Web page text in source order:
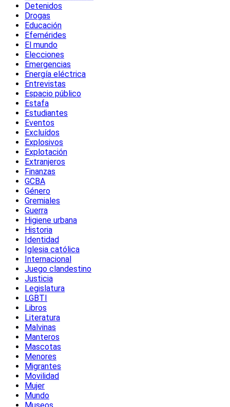
Detenidos
Drogas
Educación
Efemérides
El mundo
Elecciones
Emergencias
Energía eléctrica
Entrevistas
Espacio público
Estafa
Estudiantes
Eventos
Excluídos
Explosivos
Explotación
Extranjeros
Finanzas
GCBA
Género
Gremiales
Guerra
Higiene urbana
Historia
Identidad
Iglesia católica
Internacional
Juego clandestino
Justicia
Legislatura
LGBTI
Libros
Literatura
Malvinas
Manteros
Mascotas
Menores
Migrantes
Movilidad
Mujer
Mundo
Museos